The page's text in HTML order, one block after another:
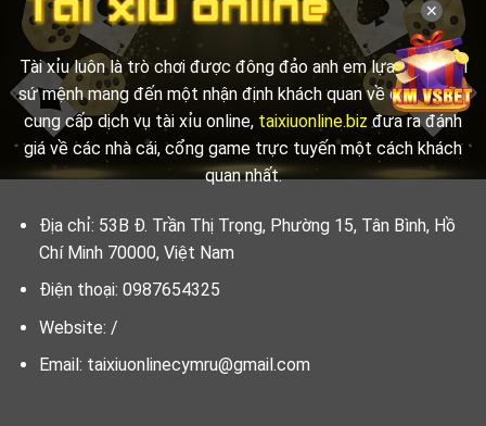
Tài xỉu luôn là trò chơi được đông đảo anh em lựa chọn. Với
sứ mệnh mang đến một nhận định khách quan về các đơn vị
cung cấp dịch vụ tài xỉu online, taixiuonline.biz đưa ra đánh
giá về các nhà cái, cổng game trực tuyến một cách khách
quan nhất.
Địa chỉ: 53B Đ. Trần Thị Trọng, Phường 15, Tân Bình, Hồ
Chí Minh 70000, Việt Nam
Điện thoại: 0987654325
Website: /
Email: taixiuonlinecymru@gmail.com
✕